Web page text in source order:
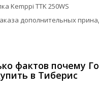
Kemppi TTK 250WS
дополнительных
фактов почему
в Тиберис